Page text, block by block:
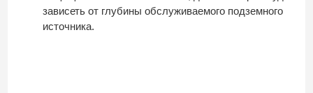
зависеть от глубины обслуживаемого подземного
источника.